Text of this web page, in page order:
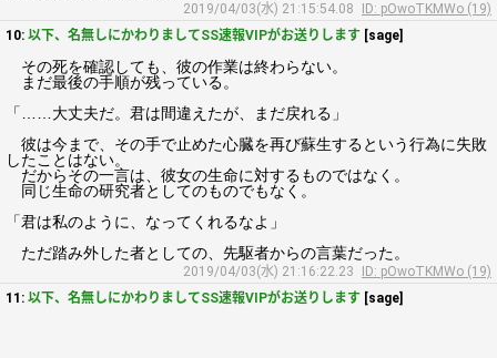
2019/04/03(水) 21:15:54.08
ID: pOwoTKMWo (19)
10: 以下、名無しにかわりましてSS速報VIPがお送りします [sage]
その死を確認しても、彼の作業は終わらない。
まだ最後の手順が残っている。
「……大丈夫だ。君は間違えたが、まだ戻れる」
彼は今まで、その手で止めた心臓を再び蘇生するという行為に失敗
したことはない。
だからその一言は、彼女の生命に対するものではなく。
同じ生命の研究者としてのものでもなく。
「君は私のように、なってくれるなよ」
ただ踏み外した者としての、先駆者からの言葉だった。
2019/04/03(水) 21:16:22.23
ID: pOwoTKMWo (19)
11: 以下、名無しにかわりましてSS速報VIPがお送りします [sage]